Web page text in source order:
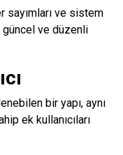
sayımları ve sistem
ve düzenli
bir yapı, aynı
ek kullanıcıları